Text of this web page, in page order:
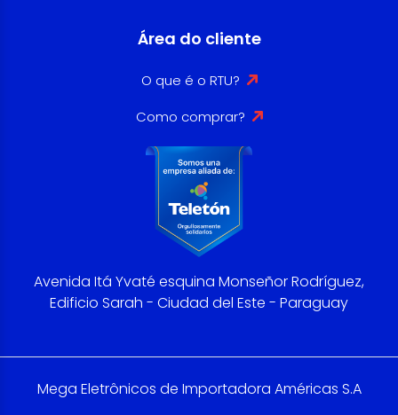
Área do cliente
O que é o RTU?
Como comprar?
Avenida Itá Yvaté esquina Monseñor Rodríguez,
Edificio Sarah - Ciudad del Este - Paraguay
Mega Eletrônicos de Importadora Américas S.A